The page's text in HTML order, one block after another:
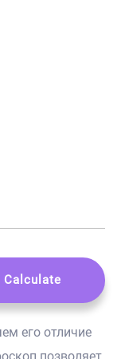
Calculate
его отличие